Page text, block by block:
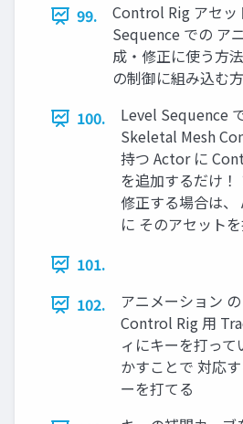
99.
Control Rig アセッ
Sequence での ア
成・修正に使う方
の制御に組み込む
100.
Level Sequence
Skeletal Mesh
持つ Actor に
を追加するだけ
修正する場合は
に そのアセット
101.
102.
アニメーション
Control Rig 用
ィにキーを打っ
かすことで 対応
ーを打てる